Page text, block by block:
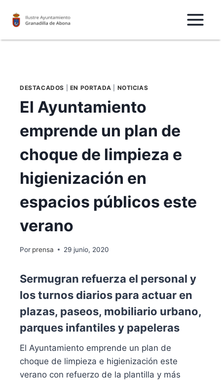
DESTACADOS EN PORTADA NOTICIAS
El Ayuntamiento
emprende un plan de
choque de limpieza e
higienización en
espacios públicos este
verano
Por prensa 29 junio, 2020
Sermugran refuerza el personal y
los turnos diarios para actuar en
plazas, paseos, mobiliario urbano,
parques infantiles y papeleras
El Ayuntamiento emprende un plan de
choque de limpieza e higienización este
verano con refuerzo de la plantilla y más